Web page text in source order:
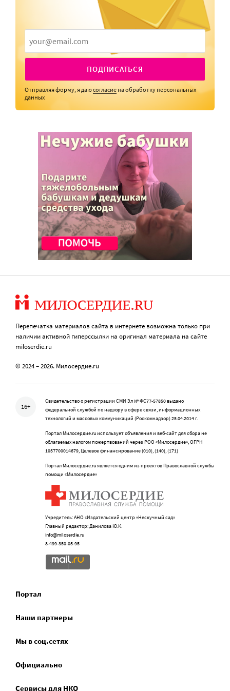
ПОДПИСАТЬСЯ
Отправляя форму, я даюсогласие на обработку персональных
данных
Перепечатка материалов сайта в интернете возможна только при
наличии активной гиперссылки на оригинал материала на сайте
miloserdie.ru
© 2024 – 2026. Милосердие.ru
16+
Свидетельство о регистрации СМИ Эл № ФС77-57850 выдано
федеральной службой по надзору в сфере связи, информационных
технологий и массовых коммуникаций (Роскомнадзор) 25.04.2014 г.
Портал Милосердие.ru использует объявления и веб-сайт для сбора не
облагаемых налогом пожертвований через РОО «Милосердие», ОГРН
1057700014679, Целевое финансирование (010), (140), (171)
Портал Милосердие.ru является одним из проектов Православной службы
помощи «Милосердие»
Учредитель: АНО «Издательский центр «Нескучный сад»
Главный редактор: Данилова Ю.К.
info@miloserdie.ru
8-499-350-05-95
Портал
Наши партнеры
Мы в соц.сетях
Официально
Сервисы для НКО